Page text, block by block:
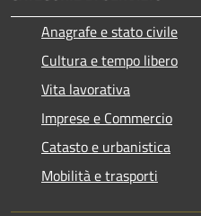
Anagrafe e stato civile
Cultura e tempo libero
Vita lavorativa
Imprese e Commercio
Catasto e urbanistica
Mobilità e trasporti